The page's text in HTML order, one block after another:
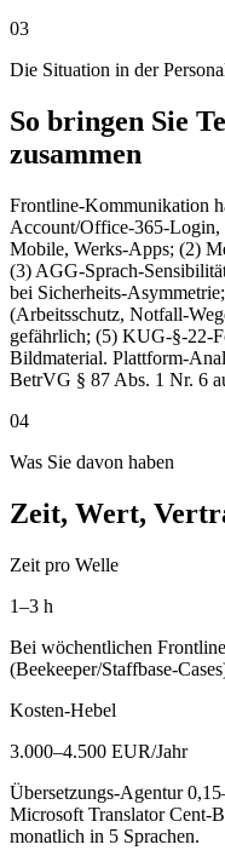
03
Die Situation in der
So bringen Sie
zusammen
Frontline-Kommunikation
Account/Office-365-Login,
Mobile, Werks-Apps; (2)
(3) AGG-Sprach-
bei Sicherheits-
(Arbeitsschutz, Notfall-
gefährlich; (5) KUG-§-22-
Bildmaterial. Plattform-
BetrVG § 87 Abs. 1 Nr. 6
04
Was Sie davon haben
Zeit, Wert,
Zeit pro Welle
1–3 h
Bei wöchentlichen
(Beekeeper/Staffbase-
Kosten-Hebel
3.000–4.500 EUR/Jahr
Übersetzungs-Agentur
Microsoft Translator Cent-
monatlich in 5 Sprachen.